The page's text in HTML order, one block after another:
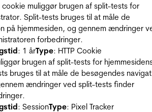
cookie muliggør brugen af split-tests for
Split-tests bruges til at måle de
på hjemmesiden, og gennem ændringer
forbedringer.
: 1 årType: HTTP Cookie
brugen af split-tests for
bruges til at måle de besøgendes
ændringer ved split-tests finder
: SessionType: Pixel Tracker